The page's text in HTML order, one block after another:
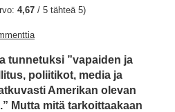
4,67 / 5 tähteä 5)
tunnetuksi ”vapaiden ja
poliitikot, media ja
Amerikan olevan
Mutta mitä tarkoittaakaan